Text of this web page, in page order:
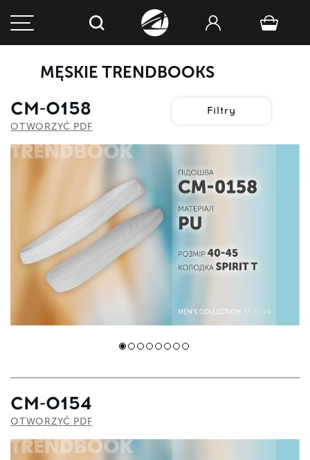
MĘSKIE TRENDBOOKS
Filtry
СМ-0158
OTWORZYĆ PDF
СМ-0154
OTWORZYĆ PDF